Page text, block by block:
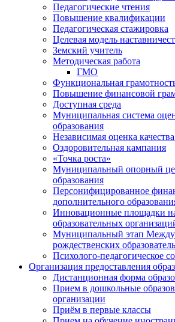
Педагогические чтения
Повышение квалификации
Педагогическая стажировка
Целевая модель
Земский учитель
Методическая работа
ГМО
Функциональная
Повышение финансовой
Доступная среда
Муниципальная система
образования
Независимая оценка
Оздоровительная кампания
«Точка роста»
Муниципальный опорный
образования
Персонифицированное
дополнительного
Инновационные площадки
образовательных
Муниципальный этап
рождественских
Психолого-педагогическое
Организация предоставления
Дистанционная форма
Прием в дошкольные
организации
Приём в первые классы